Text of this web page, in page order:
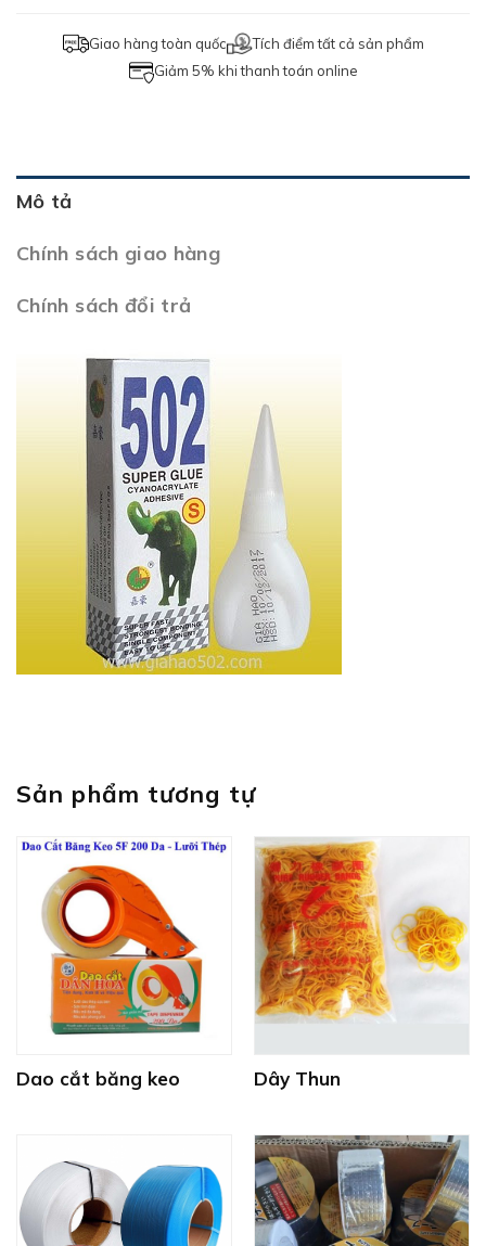
Giao hàng toàn quốc
Tích điểm tất cả sản phẩm
Giảm 5% khi thanh toán online
Mô tả
Chính sách giao hàng
Chính sách đổi trả
Sản phẩm tương tự
Dao cắt băng keo Dây Thun